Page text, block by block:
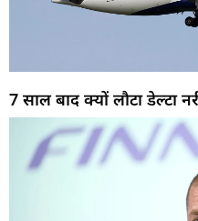
7 साल बाद क्यों लौटा डेल्टा